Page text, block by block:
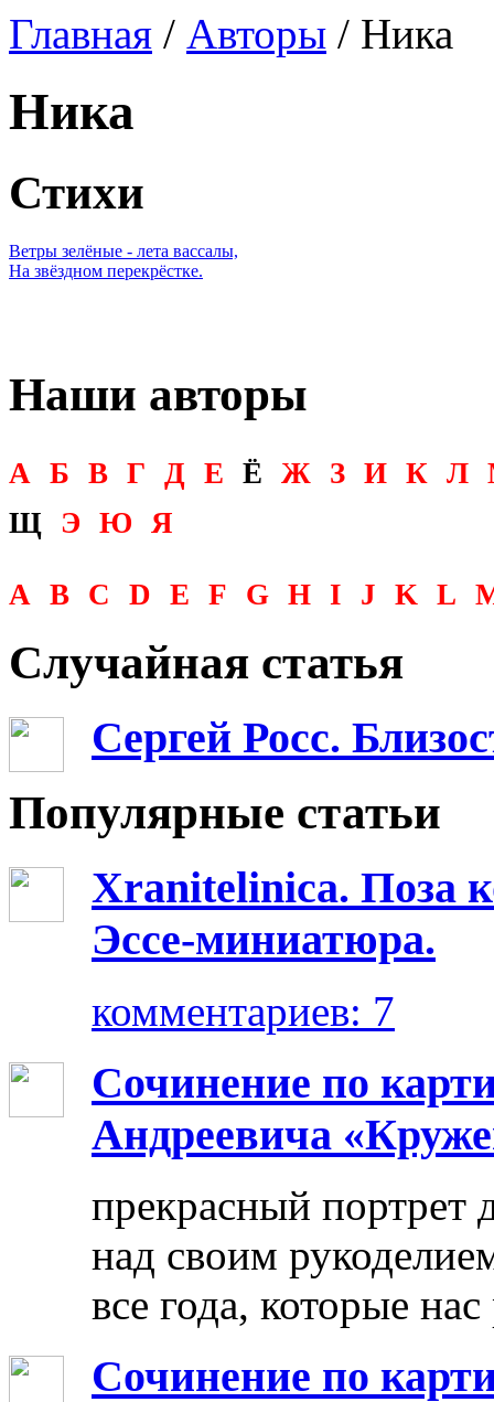
Главная / Авторы / Ника
Ника
Стихи
Ветры зелёные - лета вассалы,
На звёздном перекрёстке.
Наши авторы
А Б В Г Д Е Ё Ж З И К Л
Щ
Э Ю Я
A B C D E F G H I J K L
Случайная статья
Сергей Росс.
Популярные статьи
Xranitelinica. Поза
Эссе-миниатюра.
комментариев: 7
Сочинение по
Андреевича
прекрасный портрет
над своим
все года, которые
Сочинение по